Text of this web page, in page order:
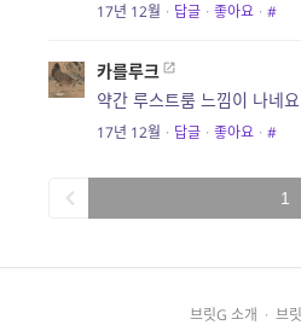
17년 12월 · 답글 · 좋아요 · #
카를루크
약간 루스트룸 느낌이 나네
17년 12월 · 답글 · 좋아요 · #
1
브릿G 소개 · 브